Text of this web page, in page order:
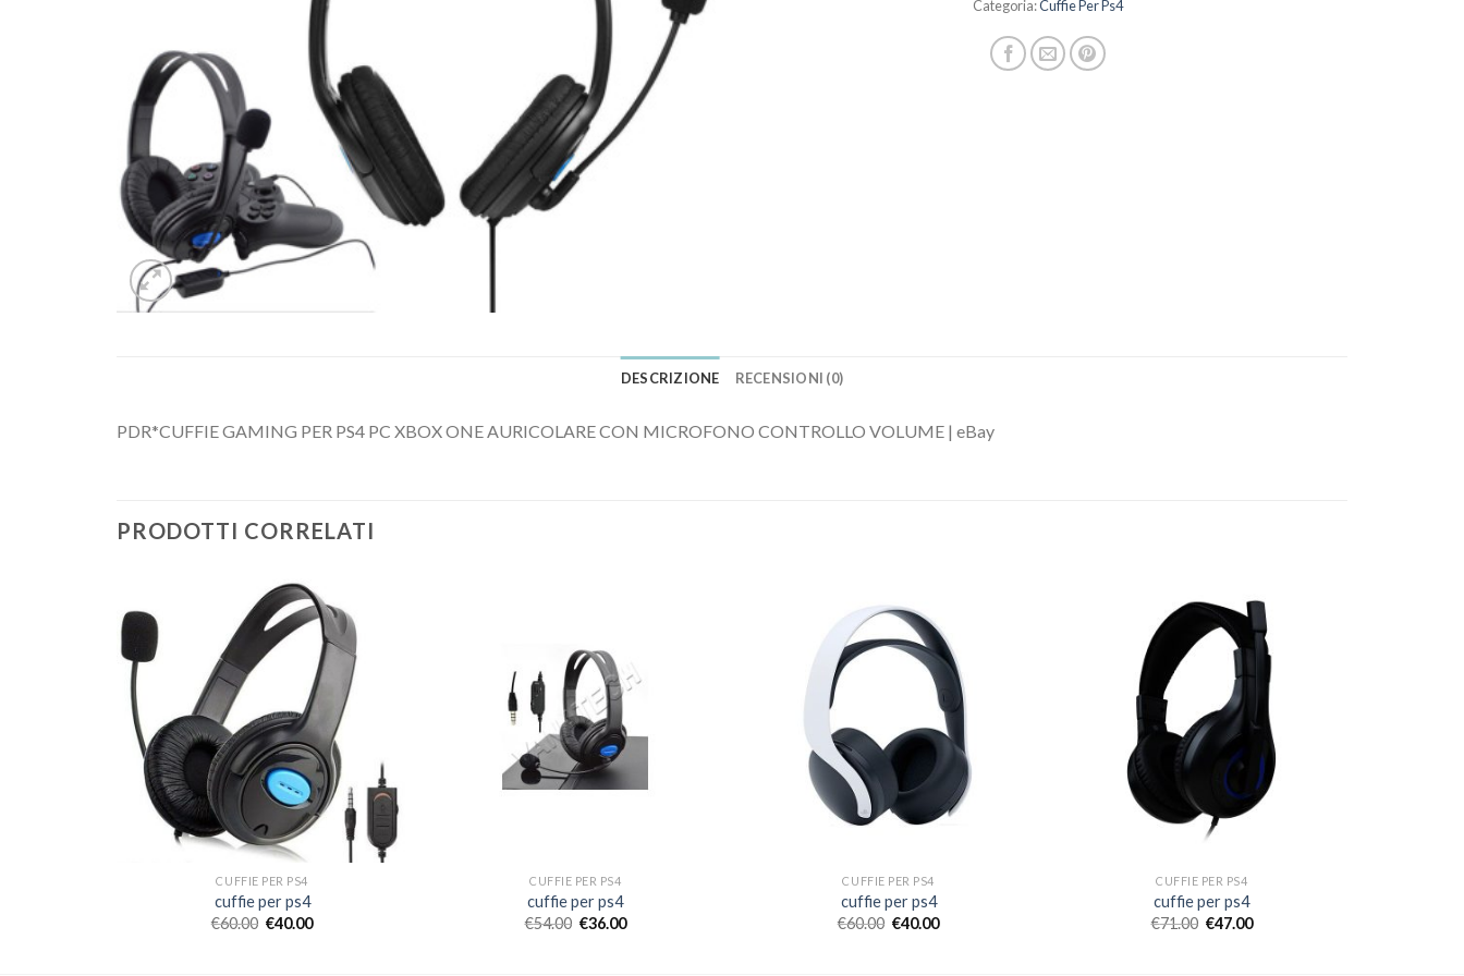
Categoria:Cuffie Per Ps4
DESCRIZIONE RECENSIONI (0)
PDR*CUFFIE GAMING PER PS4 PC XBOX ONE AURICOLARE CON MICROFONO CONTROLLO VOLUME | eBay
PRODOTTI CORRELATI
CUFFIE PER PS4
cuffie per ps4
€60.00 €40.00
CUFFIE PER PS4
cuffie per ps4
€54.00 €36.00
CUFFIE PER PS4
cuffie per ps4
€60.00 €40.00
CUFFIE PER PS4
cuffie per ps4
€71.00 €47.00